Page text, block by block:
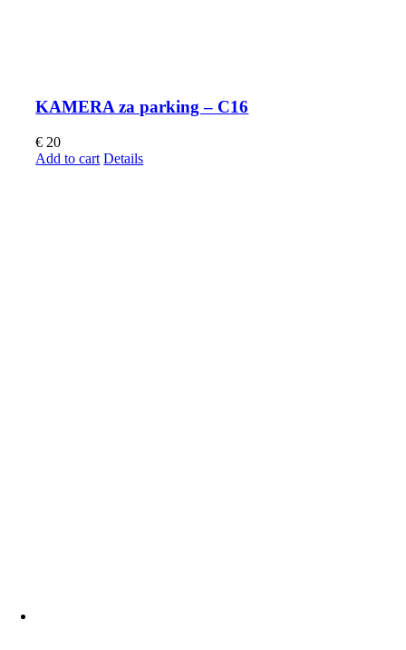
KAMERA za parking – C16
€ 20
Add to cart Details